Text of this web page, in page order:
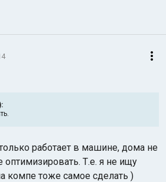
работает в машине, дома не
оптимизировать. Т.е. я не ищу
компе тоже самое сделать )